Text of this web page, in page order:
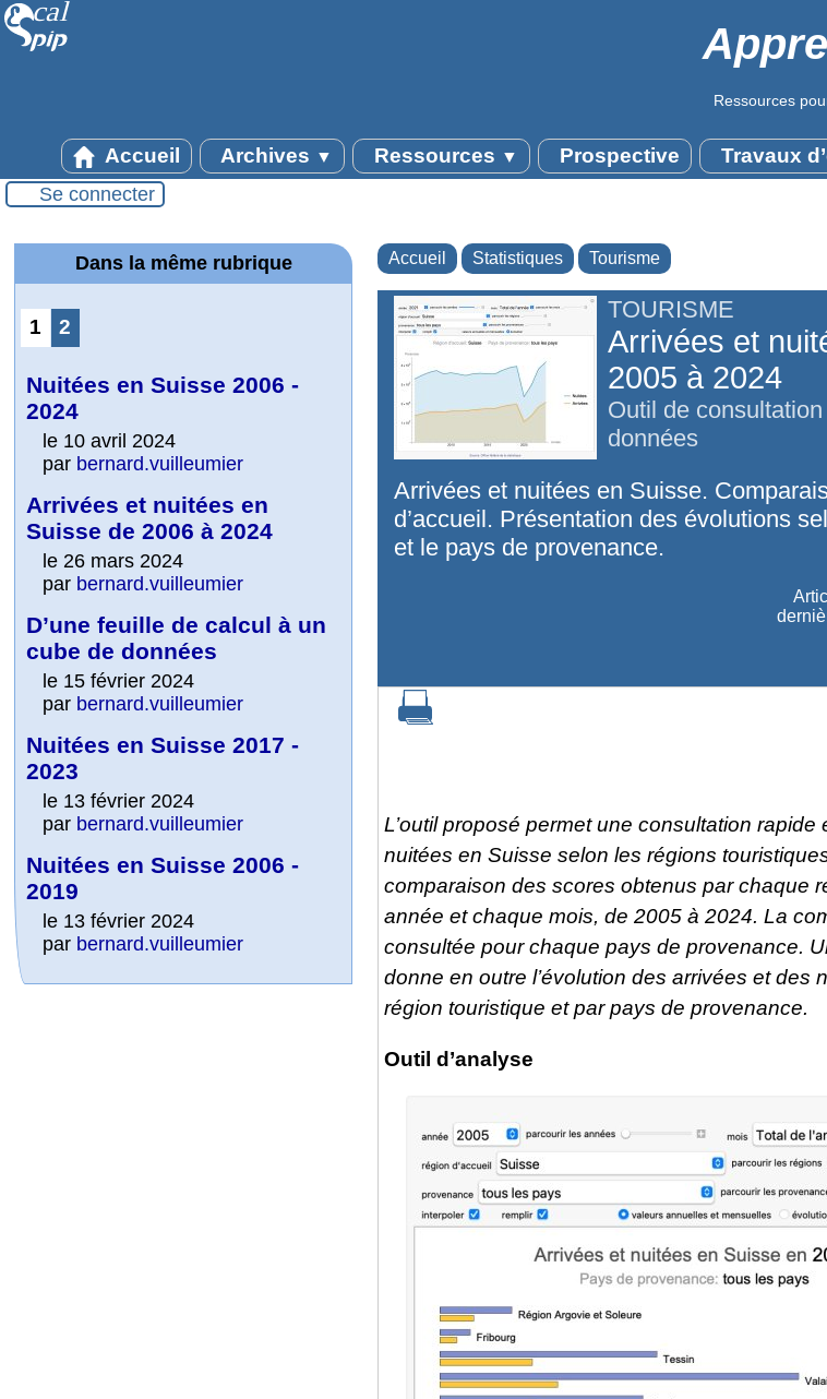
Ressources
Accueil Archives ▼ Ressources ▼ Prospective Travaux
Se connecter
Accueil Statistiques Tourisme
TOURISME
Arrivées et
2005 à 2024
Outil de
données
Arrivées et nuitées en Suisse.
d’accueil. Présentation des évolutions
et le pays de provenance.
L’outil proposé permet une consultation
nuitées en Suisse selon les régions
comparaison des scores obtenus par chaque
année et chaque mois, de 2005 à 2024. La
consultée pour chaque pays de provenance.
donne en outre l’évolution des arrivées et des
région touristique et par pays de provenance.
Outil d’analyse
Dans la même rubrique
1 2
Nuitées en Suisse 2006 -
2024
le 10 avril 2024
par bernard.vuilleumier
Arrivées et nuitées en
Suisse de 2006 à 2024
le 26 mars 2024
par bernard.vuilleumier
D’une feuille de calcul à un
cube de données
le 15 février 2024
par bernard.vuilleumier
Nuitées en Suisse 2017 -
2023
le 13 février 2024
par bernard.vuilleumier
Nuitées en Suisse 2006 -
2019
le 13 février 2024
par bernard.vuilleumier